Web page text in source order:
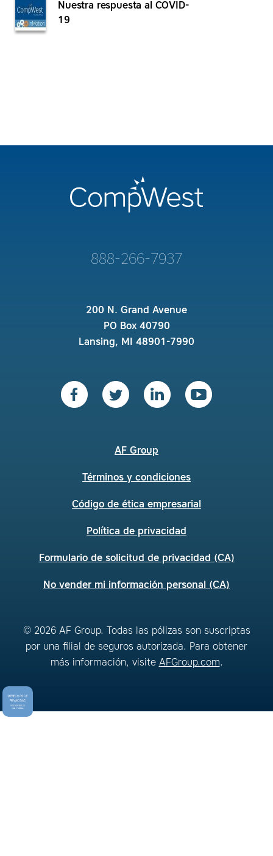
Nuestra respuesta al COVID-
19
888-266-7937
200 N. Grand Avenue
PO Box 40790
Lansing, MI 48901-7990
AF Group
Términos y condiciones
Código de ética empresarial
Política de privacidad
Formulario de solicitud de privacidad (CA)
No vender mi información personal (CA)
© 2026 AF Group. Todas las pólizas son suscriptas
por una filial de seguros autorizada. Para obtener
más información, visite AFGroup.com.